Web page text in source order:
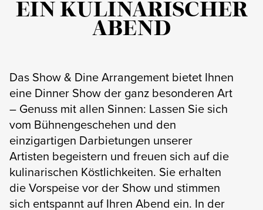
EIN KULINARISCHER
ABEND
Das Show & Dine Arrangement bietet Ihnen
eine Dinner Show der ganz besonderen Art
– Genuss mit allen Sinnen: Lassen Sie sich
vom Bühnengeschehen und den
einzigartigen Darbietungen unserer
Artisten begeistern und freuen sich auf die
kulinarischen Köstlichkeiten. Sie erhalten
die Vorspeise vor der Show und stimmen
sich entspannt auf Ihren Abend ein. In der